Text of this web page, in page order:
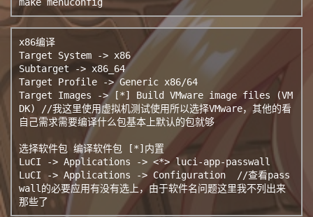
x86编译
Target System -> x86
Subtarget -> x86_64
Target Profile -> Generic x86/64
Target Images -> [*] Build VMware image files (VM
DK) //我这里使用虚拟机测试使用所以选择VMware，其他的看
自己需求需要编译什么包基本上默认的包就够
选择软件包 编译软件包 [*]内置
LuCI -> Applications -> <*> luci-app-passwall
LuCI -> Applications -> Configuration  //查看pass
wall的必要应用有没有选上，由于软件名问题这里我不列出来
那些了